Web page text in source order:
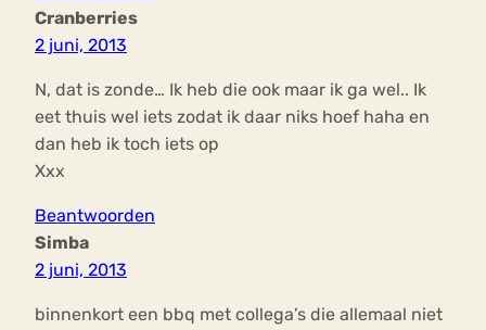
Cranberries
2 juni, 2013
N, dat is zonde… Ik heb die ook maar ik ga wel.. Ik
eet thuis wel iets zodat ik daar niks hoef haha en
dan heb ik toch iets op
Xxx
Beantwoorden
Simba
2 juni, 2013
binnenkort een bbq met collega’s die allemaal niet